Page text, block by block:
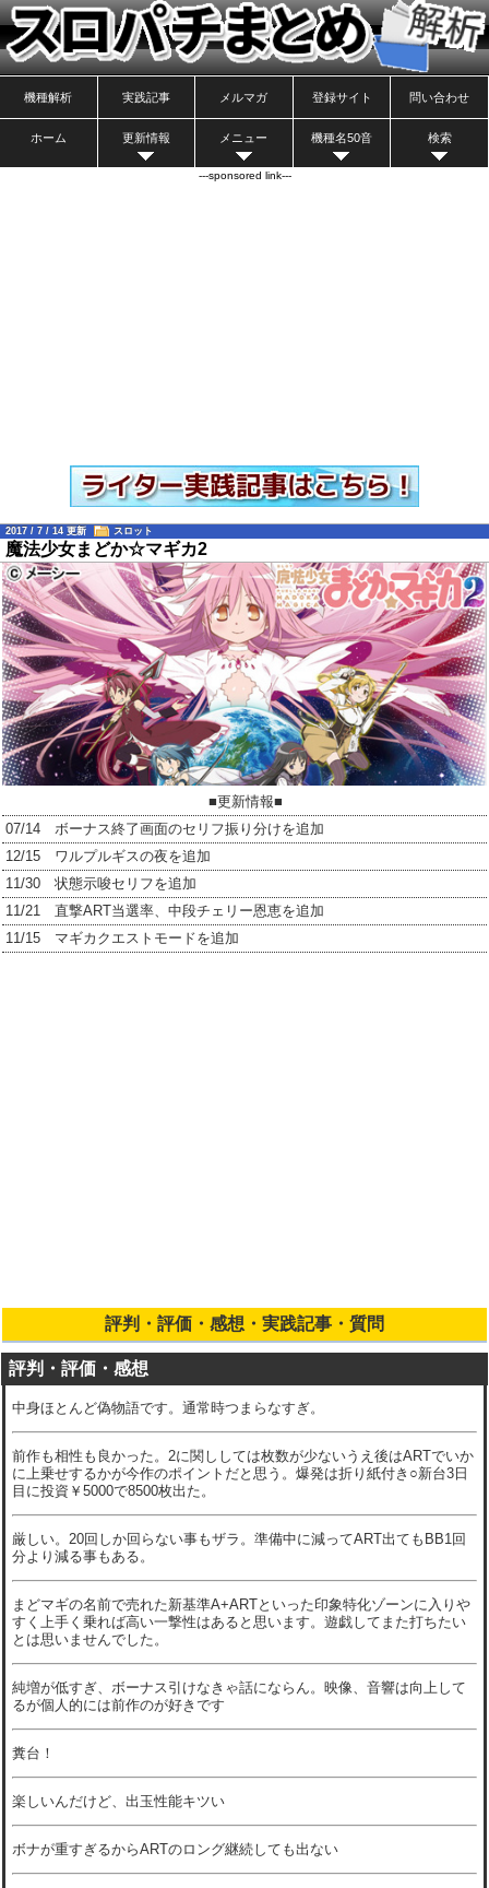
機種解析 実践記事 メルマガ 登録サイト 問い合わせ
ホーム 更新情報 メニュー 機種名50音 検索
---sponsored link---
2017 / 7 / 14 更新 スロット
魔法少女まどか☆マギカ2
■更新情報■
07/14 ボーナス終了画面のセリフ振り分けを追加
12/15 ワルプルギスの夜を追加
11/30 状態示唆セリフを追加
11/21 直撃ART当選率、中段チェリー恩恵を追加
11/15 マギカクエストモードを追加
評判・評価・感想・実践記事・質問
評判・評価・感想
中身ほとんど偽物語です。通常時つまらなすぎ。
前作も相性も良かった。2に関ししては枚数が少ないうえ後はARTでいか
に上乗せするかが今作のポイントだと思う。爆発は折り紙付き○新台3日
目に投資￥5000で8500枚出た。
厳しい。20回しか回らない事もザラ。準備中に減ってART出てもBB1回
分より減る事もある。
まどマギの名前で売れた新基準A+ARTといった印象特化ゾーンに入りや
すく上手く乗れば高い一撃性はあると思います。遊戯してまた打ちたい
とは思いませんでした。
純増が低すぎ、ボーナス引けなきゃ話にならん。映像、音響は向上して
るが個人的には前作のが好きです
糞台！
楽しいんだけど、出玉性能キツい
ボナが重すぎるからARTのロング継続しても出ない